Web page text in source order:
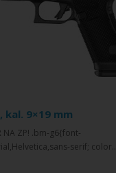
kal. 9×19 mm
NA ZP! .bm-g6{font-
serif; color..